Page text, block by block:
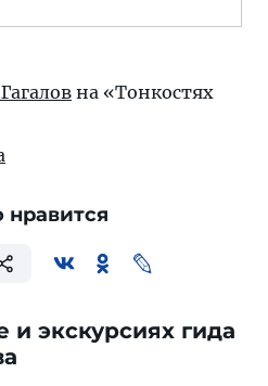
на «Тонкостях
нравится
и экскурсиях гида